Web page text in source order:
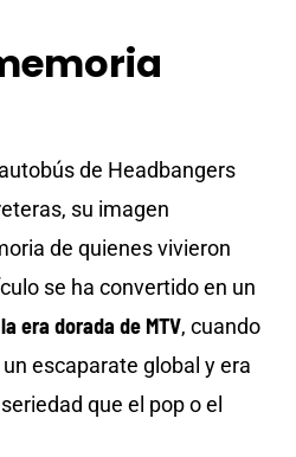
de Headbangers
su imagen
de quienes vivieron
se ha convertido en un
era dorada de MTV, cuando
escaparate global y era
que el pop o el